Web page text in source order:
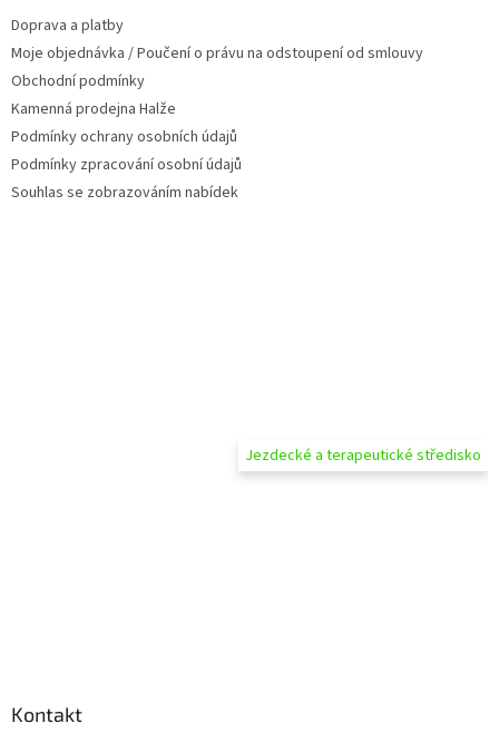
Doprava a platby
Moje objednávka / Poučení o právu na odstoupení od smlouvy
Obchodní podmínky
Kamenná prodejna Halže
Podmínky ochrany osobních údajů
Podmínky zpracování osobní údajů
Souhlas se zobrazováním nabídek
Jezdecké a terapeutické středisko
Kontakt